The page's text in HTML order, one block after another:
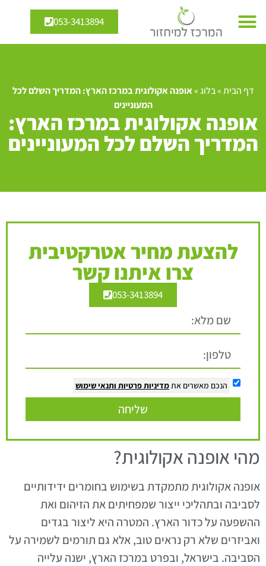
053-3413894
דף הבית»בלוג»אופנה אקולוגית במרכז הארץ: המדריך השלם לכל
המעוניינים
אופנה אקולוגית במרכז הארץ:
המדריך השלם לכל המעוניינים
להצעת מחיר אטרקטיבית
צרו איתנו קשר
053-3413894
הנכם מאשרים את מדיניות פרטיות ותנאי שימוש
שליחה
מהי אופנה אקולוגית?
אופנה אקולוגית מתמקדת בשימוש בחומרים ידידותיים
לסביבה ובתהליכי ייצור שמפחיתים את הזיהום ואת
ההשפעה על כדור הארץ. המטרה היא ליצור בגדים
ואביזרים שלא רק נראים טוב, אלא גם תורמים לשמירה על
הסביבה. בישראל, ובפרט במרכז הארץ, ישנה עלייה